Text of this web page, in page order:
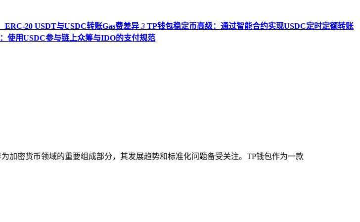
ERC-20 USDT与USDC转账Gas费差异 3 TP钱包稳定币高级：通过智能合约实现USDC定时定额转账
使用USDC参与链上众筹与IDO的支付规范
加密货币领域的重要组成部分，其发展趋势和标准化问题备受关注。TP钱包作为一款